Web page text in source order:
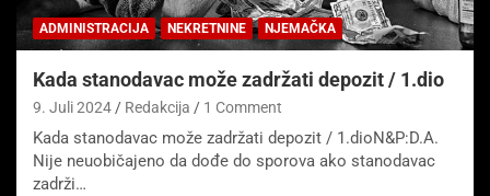
ADMINISTRACIJA NEKRETNINE NJEMAČKA
Kada stanodavac može zadržati depozit / 1.dio
9. Juli 2024 Redakcija 1 Comment
Kada stanodavac može zadržati depozit / 1.dioN&P:D.A.
Nije neuobičajeno da dođe do sporova ako stanodavac
zadrži…